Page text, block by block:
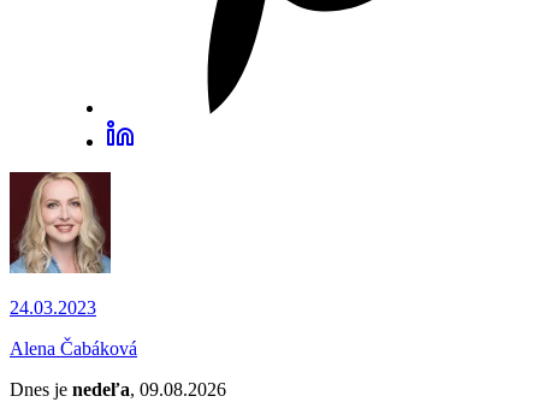
24.03.2023
Alena Čabáková
Dnes je nedeľa, 09.08.2026